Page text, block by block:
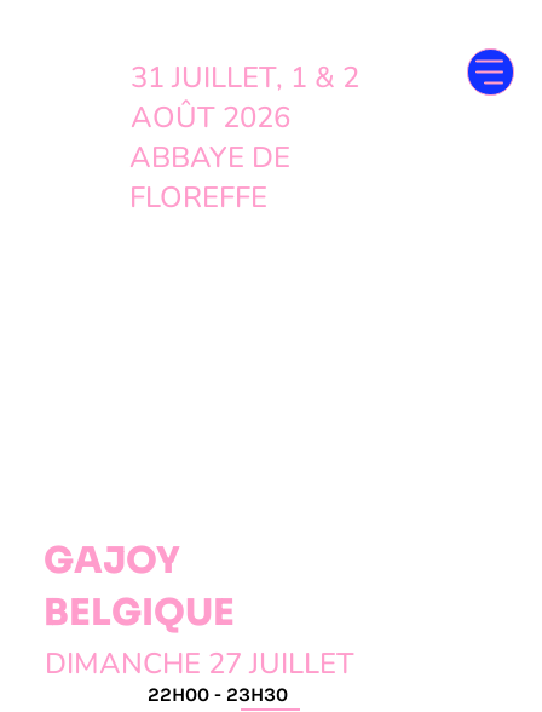
31 JUILLET, 1 & 2
AOÛT 2026
ABBAYE DE
FLOREFFE
GAJOY
BELGIQUE
DIMANCHE 27 JUILLET
22H00 - 23H30